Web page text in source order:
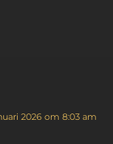
2026 om 8:03 am